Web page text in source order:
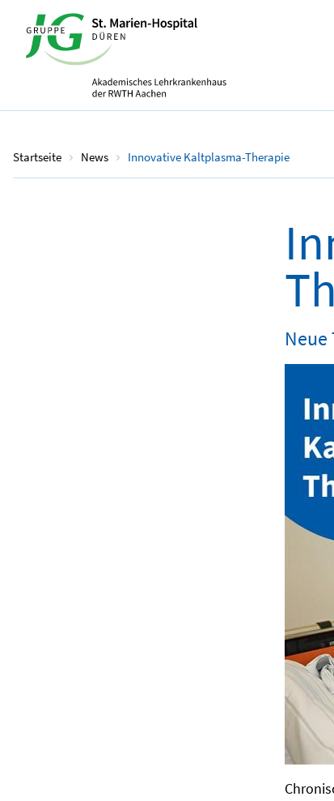
Startseite News Innovative Kaltplasma-Therapie